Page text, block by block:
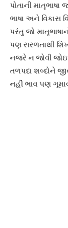
પોતાની
ભાષા અને વિકાસ
પરંતુ જો
પણ સરળતાથી
નજરે ન જોવી
તળપદા શબ્દોને
નહીં ભાવ પણ